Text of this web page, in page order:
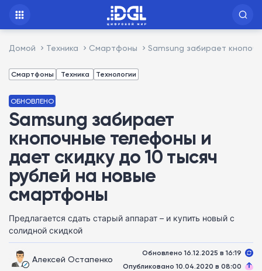
Домой Техника Смартфоны Samsung забирает
Смартфоны Техника Технологии
ОБНОВЛЕНО
Samsung забирает
кнопочные телефоны и
дает скидку до 10 тысяч
рублей на новые
смартфоны
Предлагается сдать старый аппарат – и купить новый с
солидной скидкой
Алексей Остапенко
Обновлено 16.12.2025 в 16:19
Опубликовано 10.04.2020 в 08:00